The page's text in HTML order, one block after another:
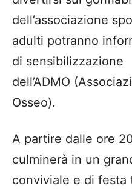
dell’associazione
adulti potranno
di sensibilizzazione
dell’ADMO
Osseo).
A partire dalle ore
culminerà in un
conviviale e di festa